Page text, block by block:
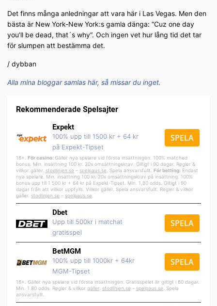
Det finns många anledningar att vara här i Las Vegas. Men den
bästa är New York-New York:s gamla dänga: “Cuz one day
you’ll be dead, that´s why”. Och ingen vet hur lång tid det tar
för slumpen att bestämma det.
/ dybban
Alla mina bloggar samlas här, så missar du inget.
Rekommenderade Spelsajter
Expekt
100% upp till 1500 kr + 64 kr
på Expekt-Tipset
SPELA
18+. För casino: Gäller nya spelare vid första insättningen. 100% matchad
bonus. Min. insättning 100 kr. 20x omsättningskrav. Giltigt i 90 dagar. Regler &
villkor gäller. stodlinjen.se – spelpaus.se . Spela ansvarsfullt. För betting: Endast
nya spelare. Min. insättning 100 kr. 20x omsättningskrav på insättning. 100%
bonus upp till 1 500 kr + 64 kr på Expekt-Tipset. Min. 1,80 odds. Giltigt i 90
dagar från att villkor uppfylls. Villkor gäller. Spela ansvarsfullt. Regler & villkor
gäller. stodlinjen.se – spelpaus.se
Dbet
Upp till 500kr i matchat
gratisspel
SPELA
BetMGM
100% upp till 1000kr + 64kr
MGM-Tipset
SPELA
18+. Gäller nya spelare vid första insättningen. Gratisspelet är giltigt i 60 dagar.
Min. 1.80 odds. Regler & villkor gäller stodlinjen.se – spelpaus.se . Spela
ansvarsfullt.